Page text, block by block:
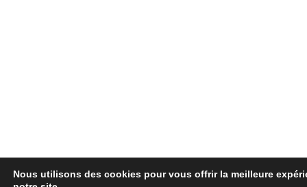
Nous utilisons des cookies pour vous offrir la meilleure